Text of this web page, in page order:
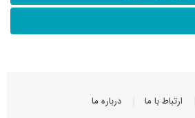
ارتباط با ما درباره ما